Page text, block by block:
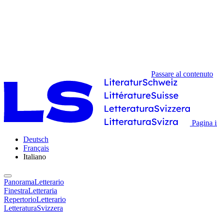
Passare al contenuto
Pagina
Deutsch
Français
Italiano
PanoramaLetterario
FinestraLetteraria
RepertorioLetterario
LetteraturaSvizzera